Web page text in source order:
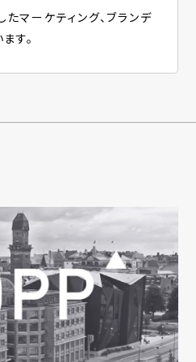
マーケティング、ブランデ
す。